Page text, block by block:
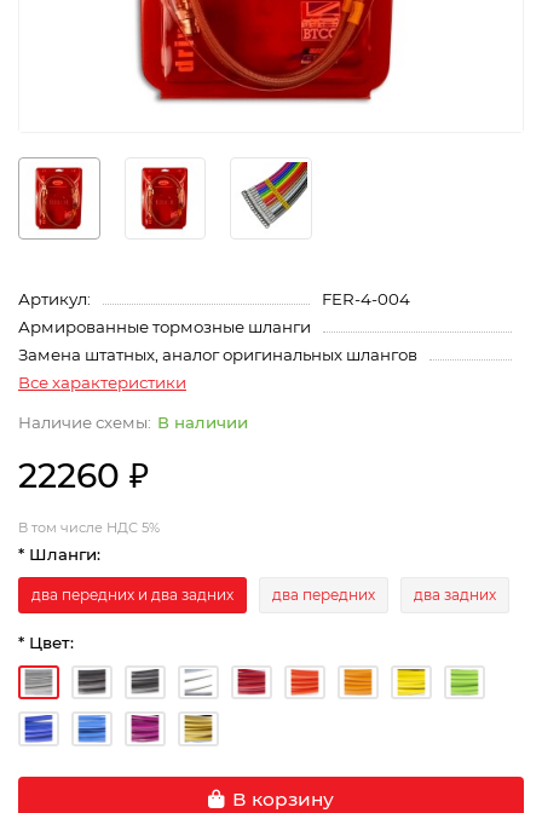
Артикул:
FER-4-004
Армированные тормозные шланги
Замена штатных, аналог оригинальных шлангов
Все характеристики
В наличии
22260 ₽
В том числе НДС 5%
* Шланги:
два передних и два задних два передних два задних
* Цвет:
В корзину